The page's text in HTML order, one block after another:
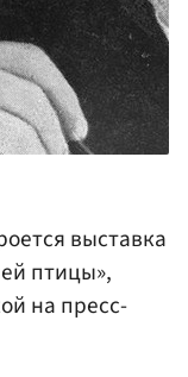
выставка
птицы»,
на пресс-